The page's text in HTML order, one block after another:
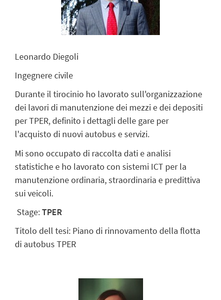
Leonardo Diegoli
Ingegnere civile
Durante il tirocinio ho lavorato sull'organizzazione
dei lavori di manutenzione dei mezzi e dei depositi
per TPER, definito i dettagli delle gare per
l'acquisto di nuovi autobus e servizi.
Mi sono occupato di raccolta dati e analisi
statistiche e ho lavorato con sistemi ICT per la
manutenzione ordinaria, straordinaria e predittiva
sui veicoli.
Stage:TPER
Titolo dell tesi: Piano di rinnovamento della flotta
di autobus TPER